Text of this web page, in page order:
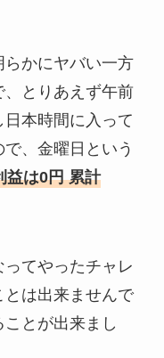
かにヤバい一方
とりあえず午前
本時間に入って
、金曜日という
益は0円 累計
てやったチャレ
とは出来ませんで
とが出来まし